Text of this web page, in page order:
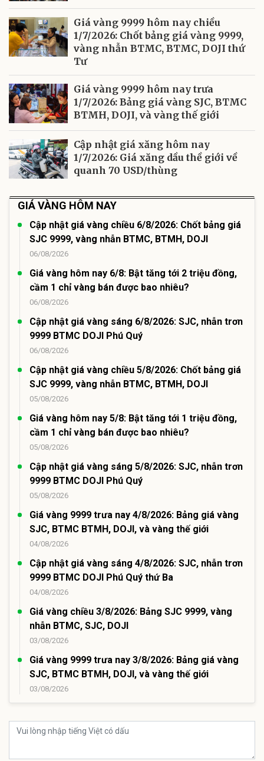
Giá vàng 9999 hôm nay chiều
1/7/2026: Chốt bảng giá vàng 9999,
vàng nhẫn BTMC, BTMC, DOJI thứ
Tư
Giá vàng 9999 hôm nay trưa
1/7/2026: Bảng giá vàng SJC, BTMC
BTMH, DOJI, và vàng thế giới
Cập nhật giá xăng hôm nay
1/7/2026: Giá xăng dầu thề giới về
quanh 70 USD/thùng
GIÁ VÀNG HÔM NAY
Cập nhật giá vàng chiều 6/8/2026: Chốt bảng giá
SJC 9999, vàng nhẫn BTMC, BTMH, DOJI
06/08/2026
Giá vàng hôm nay 6/8: Bật tăng tới 2 triệu đồng,
cầm 1 chỉ vàng bán được bao nhiêu?
06/08/2026
Cập nhật giá vàng sáng 6/8/2026: SJC, nhẫn trơn
9999 BTMC DOJI Phú Quý
06/08/2026
Cập nhật giá vàng chiều 5/8/2026: Chốt bảng giá
SJC 9999, vàng nhẫn BTMC, BTMH, DOJI
05/08/2026
Giá vàng hôm nay 5/8: Bật tăng tới 1 triệu đồng,
cầm 1 chỉ vàng bán được bao nhiêu?
05/08/2026
Cập nhật giá vàng sáng 5/8/2026: SJC, nhẫn trơn
9999 BTMC DOJI Phú Quý
05/08/2026
Giá vàng 9999 trưa nay 4/8/2026: Bảng giá vàng
SJC, BTMC BTMH, DOJI, và vàng thế giới
04/08/2026
Cập nhật giá vàng sáng 4/8/2026: SJC, nhẫn trơn
9999 BTMC DOJI Phú Quý thứ Ba
04/08/2026
Giá vàng chiều 3/8/2026: Bảng SJC 9999, vàng
nhẫn BTMC, SJC, DOJI
03/08/2026
Giá vàng 9999 trưa nay 3/8/2026: Bảng giá vàng
SJC, BTMC BTMH, DOJI, và vàng thế giới
03/08/2026